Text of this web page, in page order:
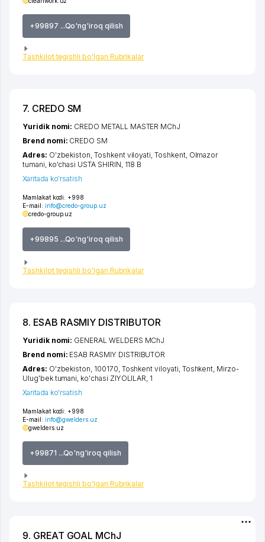
+99897 ...Qo'ng'iroq qilish
Tashkilot tegishli bo'lgan Rubrikalar
7. CREDO SM
Mamlakat kodi: +998
E-mail: info@credo-group.uz
credo-group.uz
+99895 ...Qo'ng'iroq qilish
Tashkilot tegishli bo'lgan Rubrikalar
Yuridik nomi: CREDO METALL MASTER MChJ
Brend nomi: CREDO SM
Adres: O'zbekiston,Toshkent viloyati,Toshkent, Olmazor
tumani, ko'chasi USTA SHIRIN, 118 B
Xaritada ko'rsatish
8. ESAB RASMIY DISTRIBUTOR
Mamlakat kodi: +998
E-mail: info@gwelders.uz
gwelders.uz
+99871 ...Qo'ng'iroq qilish
Tashkilot tegishli bo'lgan Rubrikalar
Yuridik nomi: GENERAL WELDERS MChJ
Brend nomi: ESAB RASMIY DISTRIBUTOR
Adres: O'zbekiston, 100170, Toshkent viloyati Toshkent Mirzo-
Ulug'bek tumani ko'chasi ZIYOLILAR , 1
Xaritada ko'rsatish
9. GREAT GOAL MChJ